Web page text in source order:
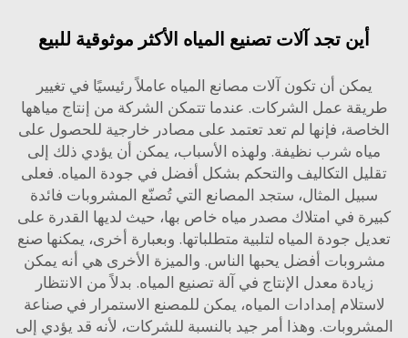
تجد آلات تصنيع المياه الأكثر موثوقية للبيع
أن تكون آلات مصانع المياه عاملاً رئيسيًا في تغيير
عمل الشركات. عندما تتمكن الشركة من إنتاج مياهها
فإنها لم تعد تعتمد على مصادر خارجية للحصول على
شرب نظيفة. ولهذه الأسباب، يمكن أن يؤدي ذلك إلى
التكاليف والتحكم بشكل أفضل في جودة المياه. فعلى
المثال، ستجد المصانع التي تُصنّع المشروبات فائدة
في امتلاك مصدر مياه خاص بها، حيث لديها القدرة على
جودة المياه لتلبية متطلباتها. وبعبارة أخرى، يمكنها صنع
أفضل يحبها الناس. والميزة الأخرى هي أنه يمكن
معدل الإنتاج في آلة تصنيع المياه. بدلاً من الانتظار
إمدادات المياه، يمكن للمصنع الاستمرار في صناعة
وهذا أمر جيد بالنسبة للشركات، لأنه قد يؤدي إلى